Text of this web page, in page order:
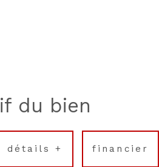
du bien
détails + financier